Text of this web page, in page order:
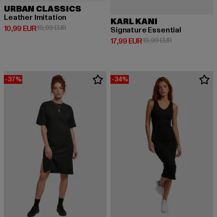
URBAN CLASSICS
Leather Imitation
10,99 EUR
Derzeitiger Preis: 10,99 EUR
19,99 EURAktionspreis: 19,99 EUR
KARL KANI
Signature Essential
17,99 EUR
Derzeitiger Preis: 17,99 EUR
19,99 EURAktionspreis:
-37% -34%